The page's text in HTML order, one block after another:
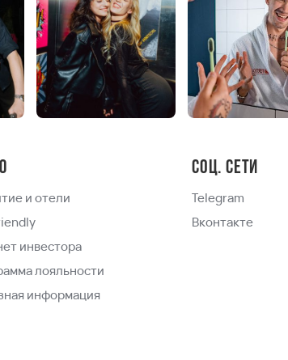
и отели
инвестора
лояльности
информация
Соц. сети
Telegram
Вконтакте